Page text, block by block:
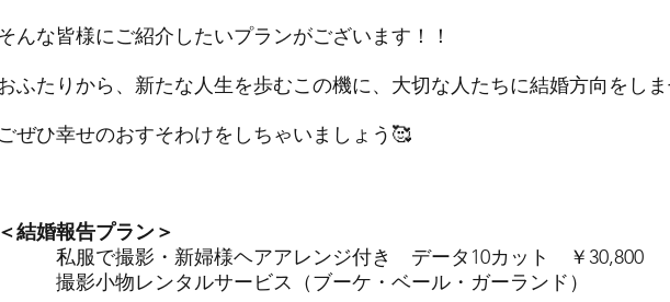
んな皆様にご紹介したいプランがございます！！
ふたりから、新たな人生を歩むこの機に、大切な人たちに結婚方向をし
ごぜひ幸せのおすそわけをしちゃいましょう🥰
＜結婚報告プラン＞
私服で撮影・新婦様ヘアアレンジ付き　データ10カット　￥30,800
撮影小物レンタルサービス（ブーケ・ベール・ガーランド）